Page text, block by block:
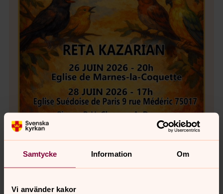
Samtycke Information Om
Vi använder kakor
Bild